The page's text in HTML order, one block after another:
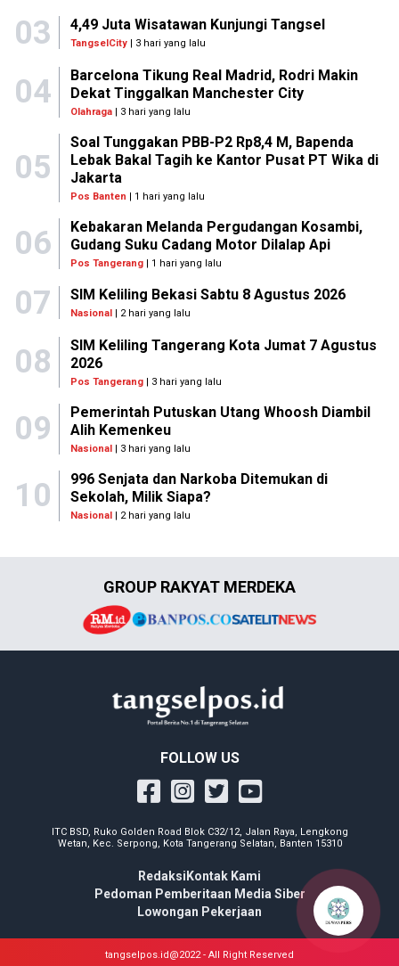
03 4,49 Juta Wisatawan Kunjungi Tangsel
TangselCity | 3 hari yang lalu
04
Barcelona Tikung Real Madrid, Rodri Makin
Dekat Tinggalkan Manchester City
Olahraga| 3 hari yang lalu
05
Soal Tunggakan PBB-P2 Rp8,4 M, Bapenda
Lebak Bakal Tagih ke Kantor Pusat PT Wika di
Jakarta
Pos Banten | 1 hari yang lalu
06
Kebakaran Melanda Pergudangan Kosambi,
Gudang Suku Cadang Motor Dilalap Api
Pos Tangerang| 1 hari yang lalu
07 SIM Keliling Bekasi Sabtu 8 Agustus 2026
Nasional | 2 hari yang lalu
08
SIM Keliling Tangerang Kota Jumat 7 Agustus
2026
Pos Tangerang| 3 hari yang lalu
09
Pemerintah Putuskan Utang Whoosh Diambil
Alih Kemenkeu
Nasional| 3 hari yang lalu
10
996 Senjata dan Narkoba Ditemukan di
Sekolah, Milik Siapa?
Nasional| 2 hari yang lalu
GROUP RAKYAT MERDEKA
FOLLOW US
ITC BSD, Ruko Golden Road Blok C32/12, Jalan Raya, Lengkong
Wetan, Kec. Serpong, Kota Tangerang Selatan, Banten 15310
Redaksi Kontak Kami
Pedoman Pemberitaan Media Siber
Lowongan Pekerjaan
tangselpos.id@2022 - All Right Reserved